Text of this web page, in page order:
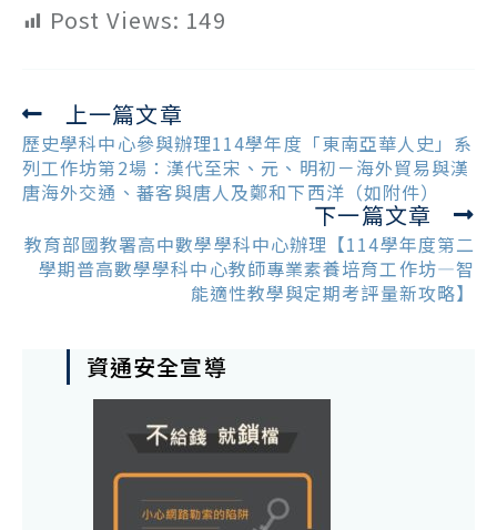
Post Views: 149
Read
more
articles
上一篇文章
歷史學科中心參與辦理114學年度「東南亞華人史」系
列工作坊第2場：漢代至宋、元、明初－海外貿易與漢
唐海外交通、蕃客與唐人及鄭和下西洋（如附件）
下一篇文章
教育部國教署高中數學學科中心辦理【114學年度第二
學期普高數學學科中心教師專業素養培育工作坊—智
能適性教學與定期考評量新攻略】
資通安全宣導